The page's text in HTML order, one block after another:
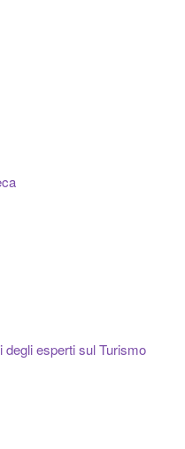
esperti sul Turismo